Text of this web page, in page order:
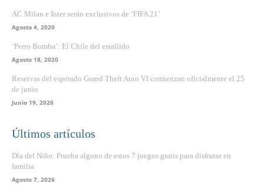
AC Milan e Inter serán exclusivos de ‘FIFA 21’
Agosto 4, 2020
‘Perro Bomba’: El Chile del estallido
Agosto 18, 2020
Reservas del esperado Grand Theft Auto VI comienzan oficialmente el 25
de junio
Junio 19, 2026
Últimos artículos
Día del Niño: Prueba alguno de estos 7 juegos gratis para disfrutar en
familia
Agosto 7, 2026